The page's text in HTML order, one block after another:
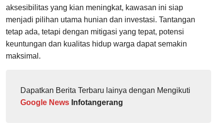
aksesibilitas yang kian meningkat, kawasan ini siap
menjadi pilihan utama hunian dan investasi. Tantangan
tetap ada, tetapi dengan mitigasi yang tepat, potensi
keuntungan dan kualitas hidup warga dapat semakin
maksimal.
Dapatkan Berita Terbaru lainya dengan Mengikuti
Google News Infotangerang